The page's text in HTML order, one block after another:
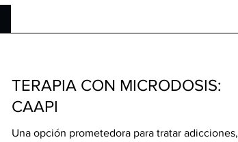
TERAPIA CON MICRODOSIS:
CAAPI
Una opción prometedora para tratar adicciones,